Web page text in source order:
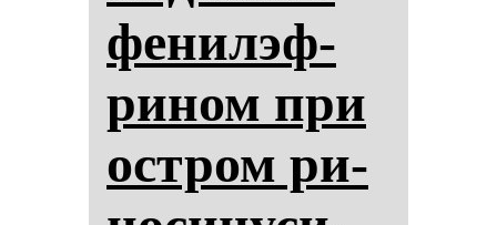
фе­ни­лэф­
ри­ном при
ос­тром ри­